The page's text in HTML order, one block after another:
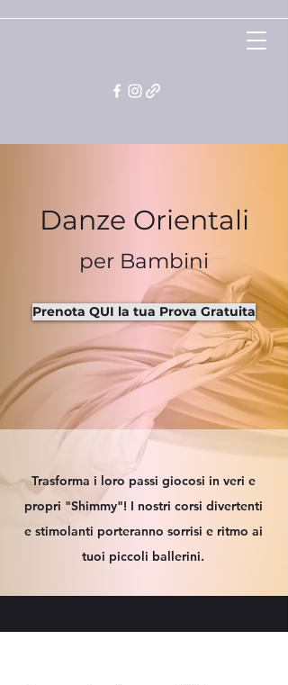
Danze Orientali
per Bambini
Prenota QUI la tua Prova Gratuita
Trasforma i loro passi giocosi in veri e
propri "Shimmy"! I nostri corsi divertenti
e stimolanti porteranno sorrisi e ritmo ai
tuoi piccoli ballerini.